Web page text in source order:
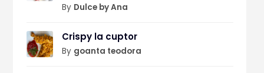
By Dulce by Ana
Crispy la cuptor
By goanta teodora